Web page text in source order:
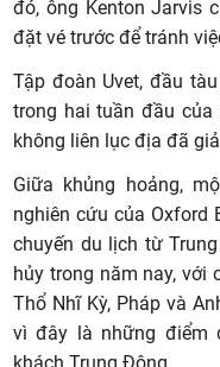
đó, ông Kenton Jarvis
đặt vé trước để tránh
Tập đoàn Uvet, đầu
trong hai tuần đầu của
không liên lục địa đã
Giữa khủng hoảng,
nghiên cứu của Oxford
chuyến du lịch từ
hủy trong năm nay, với
Thổ Nhĩ Kỳ, Pháp và
vì đây là những điểm
khách Trung Đông.